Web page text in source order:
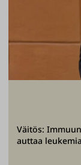
Väitös:
auttaa